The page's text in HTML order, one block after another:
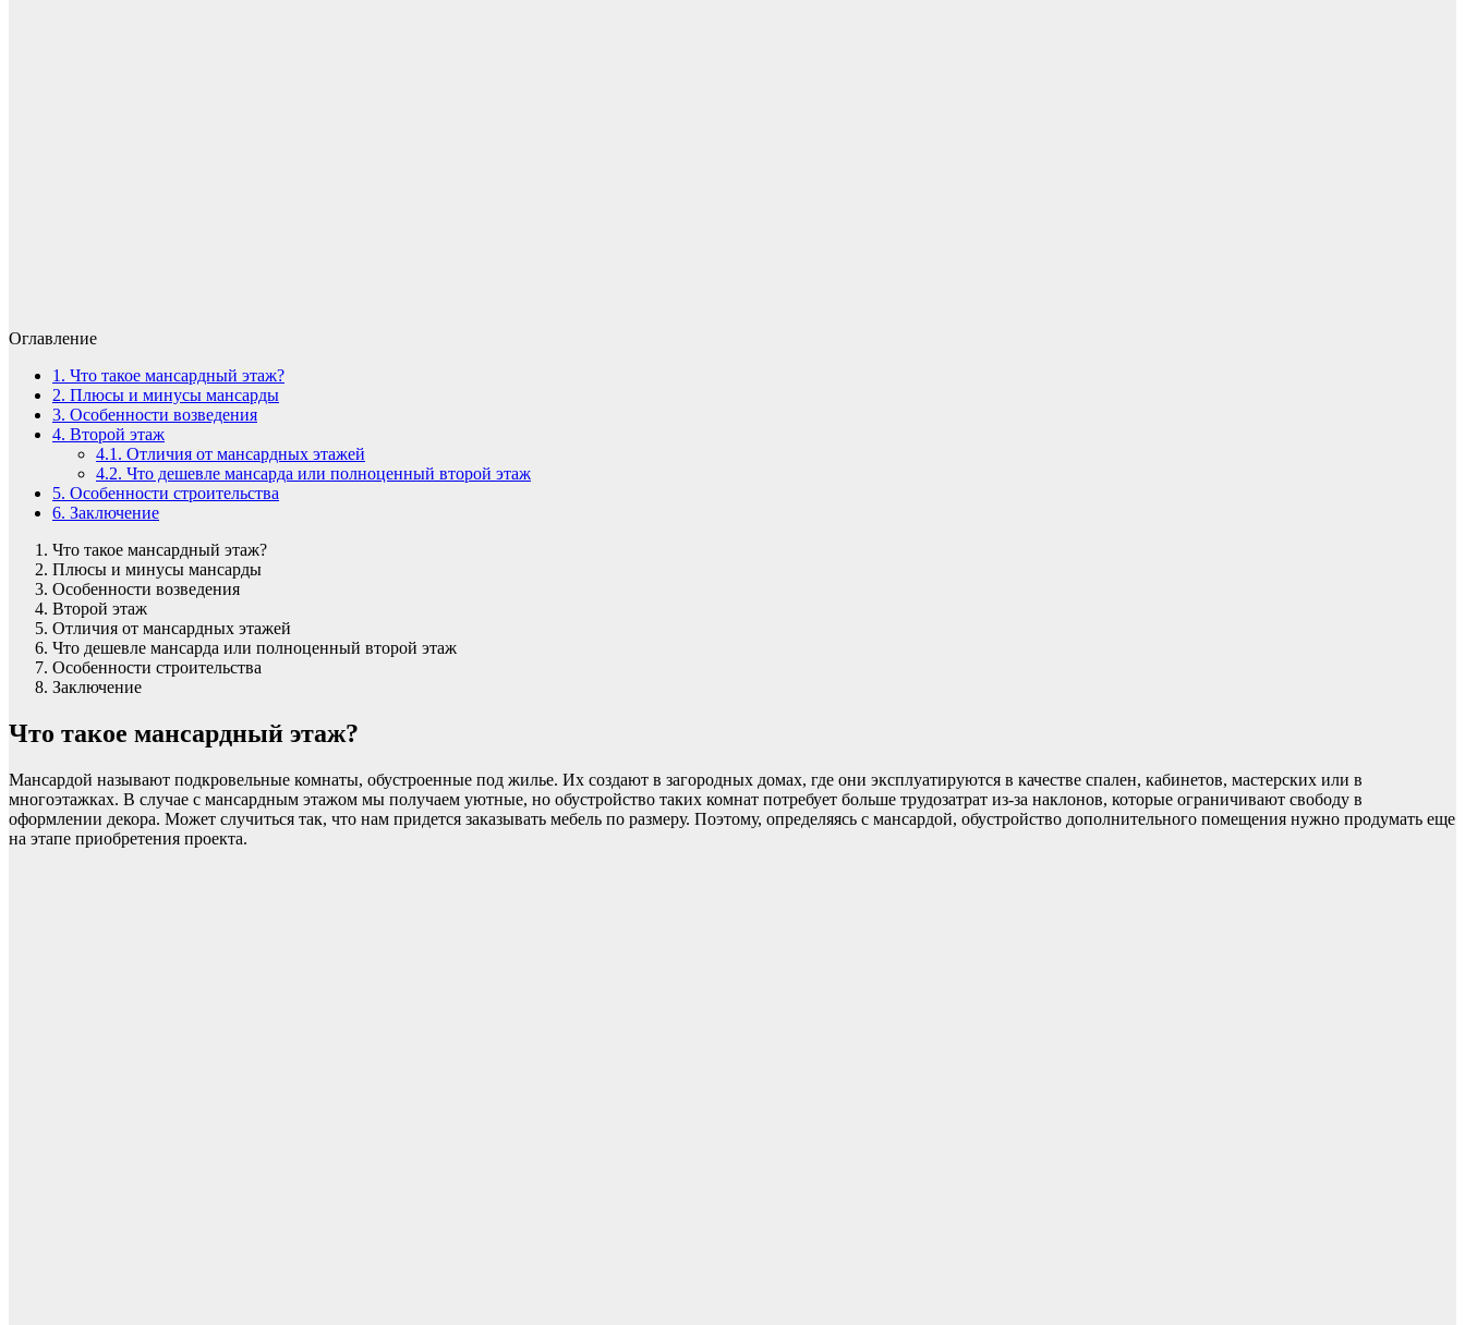
Оглавление
1. Что такое мансардный этаж?
2. Плюсы и минусы мансарды
3. Особенности возведения
4. Второй этаж
4.1. Отличия от мансардных этажей
4.2. Что дешевле мансарда или полноценный второй этаж
5. Особенности строительства
6. Заключение
Что такое мансардный этаж?
Плюсы и минусы мансарды
Особенности возведения
Второй этаж
Отличия от мансардных этажей
Что дешевле мансарда или полноценный второй этаж
Особенности строительства
Заключение
Что такое мансардный этаж?
Мансардой называют подкровельные комнаты, обустроенные под жилье. Их создают в загородных домах, где они эксплуатируются в качестве спален, кабинетов, мастерских или в
многоэтажках. В случае с мансардным этажом мы получаем уютные, но обустройство таких комнат потребует больше трудозатрат из-за наклонов, которые ограничивают свободу в
оформлении декора. Может случиться так, что нам придется заказывать мебель по размеру. Поэтому, определяясь с мансардой, обустройство дополнительного помещения нужно продумать еще
на этапе приобретения проекта.